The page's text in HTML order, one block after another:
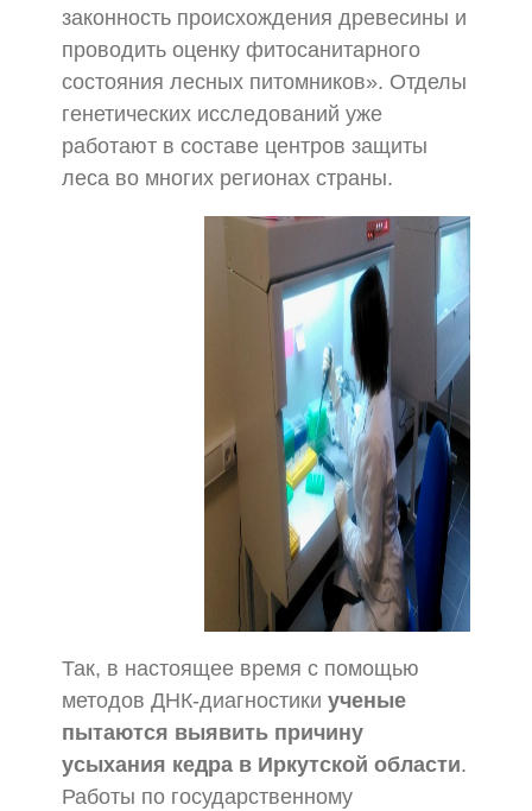
законность происхождения древесины и
проводить оценку фитосанитарного
состояния лесных питомников». Отделы
генетических исследований уже
работают в составе центров защиты
леса во многих регионах страны.
Так, в настоящее время с помощью
методов ДНК-диагностики ученые
пытаются выявить причину
усыхания кедра в Иркутской области.
Работы по государственному